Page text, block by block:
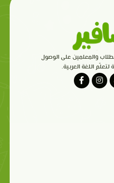
والمعلمين على الوصول
اللغة العربية.